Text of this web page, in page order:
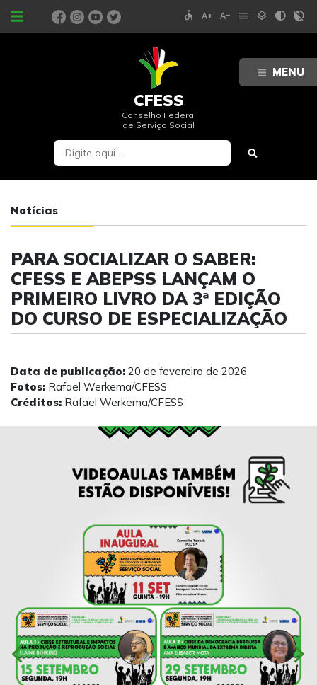
MENU
PORTAIS accessible text_increase text_decrease menu layers contrast contrast_rtl_off
CFESS
Conselho Federal
de Serviço Social
Notícias
PARA SOCIALIZAR O SABER:
CFESS E ABEPSS LANÇAM O
PRIMEIRO LIVRO DA 3ª EDIÇÃO
DO CURSO DE ESPECIALIZAÇÃO
Data de publicação: 20 de fevereiro de 2026
Fotos: Rafael Werkema/CFESS
Créditos: Rafael Werkema/CFESS
chevron_left chevron_right